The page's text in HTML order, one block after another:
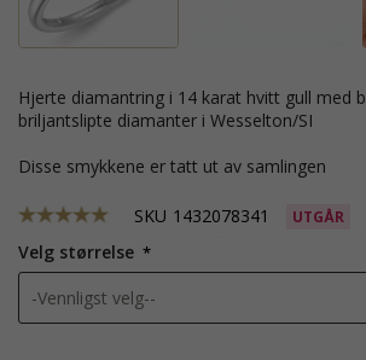
hjerte diamantring i 14 karat hvitt gull med blank overflate og 24
briljantslipte diamanter i Wesselton/SI
Disse smykkene er tatt ut av samlingen
SKU 1432078341 UTGÅR
Velg størrelse